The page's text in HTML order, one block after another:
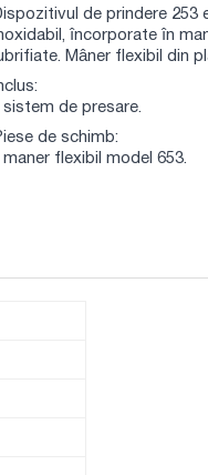
de prindere
încorporate în
Mâner flexibil din
sistem de presare.
de schimb:
maner flexibil model 653.